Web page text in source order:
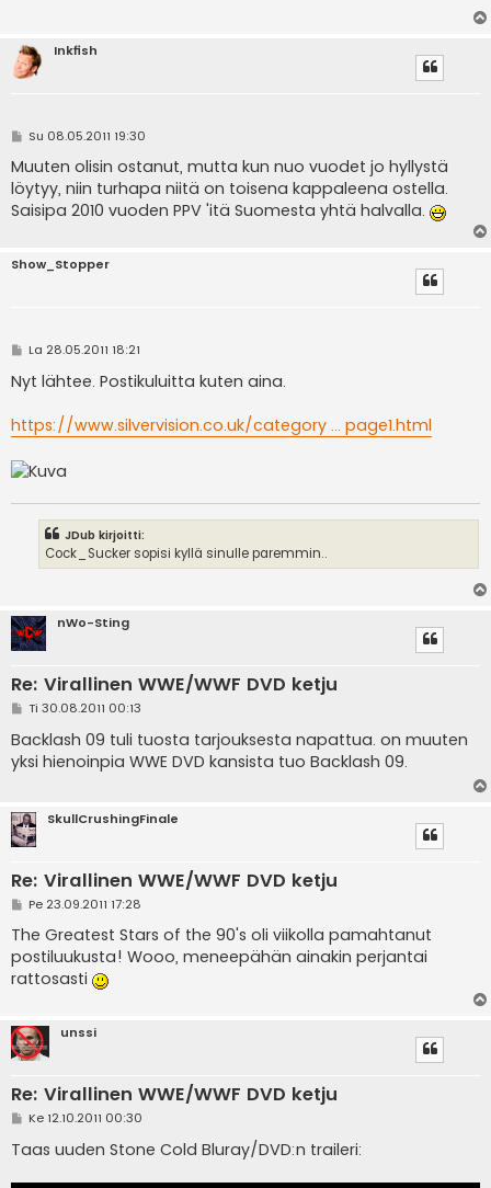
Inkfish
V
e
s
t
i
Su 08.05.2011 19:30
Muuten olisin ostanut, mutta kun nuo vuodet jo hyllystä
löytyy, niin turhapa niitä on toisena kappaleena ostella.
Saisipa 2010 vuoden PPV 'itä Suomesta yhtä halvalla.
Show_Stopper
V
e
s
i
La 28.05.2011 18:21
Nyt lähtee. Postikuluitta kuten aina.
https://www.silvervision.co.uk/category ... page1.html
JDub kirjoitti:
Cock_Sucker sopisi kyllä sinulle paremmin..
nWo-Sting
Re: Virallinen WWE/WWF DVD ketju
V
e
s
t
Ti 30.08.2011 00:13
Backlash 09 tuli tuosta tarjouksesta napattua. on muuten
yksi hienoinpia WWE DVD kansista tuo Backlash 09.
SkullCrushingFinale
Re: Virallinen WWE/WWF DVD ketju
V
e
s
t
i
Pe 23.09.2011 17:28
The Greatest Stars of the 90's oli viikolla pamahtanut
postiluukusta! Wooo, meneepähän ainakin perjantai
rattosasti
unssi
Re: Virallinen WWE/WWF DVD ketju
V
e
s
Ke 12.10.2011 00:30
Taas uuden Stone Cold Bluray/DVD:n traileri: